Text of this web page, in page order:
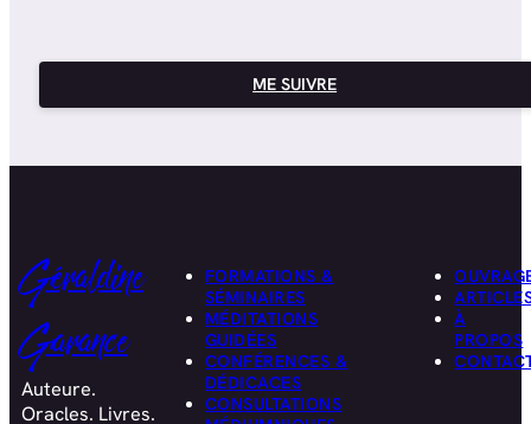
ME SUIVRE
Géraldine
Garance
Auteure.
Oracles. Livres.
FORMATIONS &
SÉMINAIRES
MÉDITATIONS
GUIDÉES
CONFÉRENCES &
DÉDICACES
CONSULTATIONS
À
PROPOS